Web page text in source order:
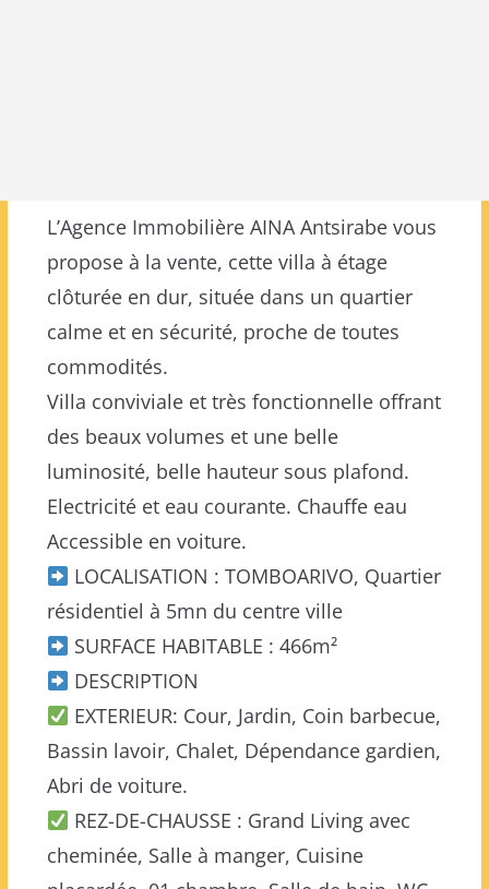
L’Agence Immobilière AINA Antsirabe vous
propose à la vente, cette villa à étage
clôturée en dur, située dans un quartier
calme et en sécurité, proche de toutes
commodités.
Villa conviviale et très fonctionnelle offrant
des beaux volumes et une belle
luminosité, belle hauteur sous plafond.
Electricité et eau courante. Chauffe eau
Accessible en voiture.
LOCALISATION : TOMBOARIVO, Quartier
résidentiel à 5mn du centre ville
SURFACE HABITABLE : 466m²
DESCRIPTION
EXTERIEUR: Cour, Jardin, Coin barbecue,
Bassin lavoir, Chalet, Dépendance gardien,
Abri de voiture.
REZ-DE-CHAUSSE : Grand Living avec
cheminée, Salle à manger, Cuisine